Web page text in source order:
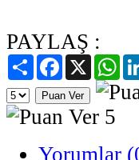
PAYLAŞ :
PaylaşFacebook
X
Yorumlar